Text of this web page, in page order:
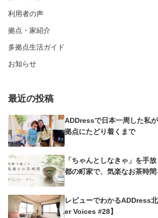
利用者の声
拠点・家紹介
多拠点生活ガイド
お知らせ
最近の投稿
ADDressで日本一周した私
拠点にたどり着くまで
「ちゃんとしなきゃ」を手
都の町家で、気楽なお茶時
レビューでわかるADDress
er Voices #28】